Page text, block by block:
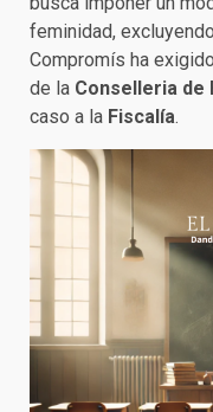
feminidad,
Compromís ha
de la Conselleria de
caso a la Fiscalía.